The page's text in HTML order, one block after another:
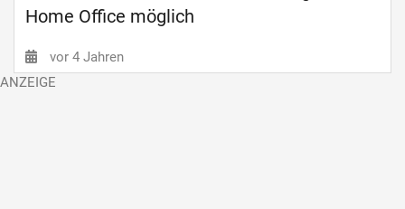
Home Office möglich
vor 4 Jahren